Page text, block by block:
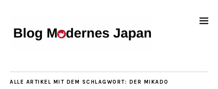
ALLE ARTIKEL MIT DEM SCHLAGWORT: DER MIKADO